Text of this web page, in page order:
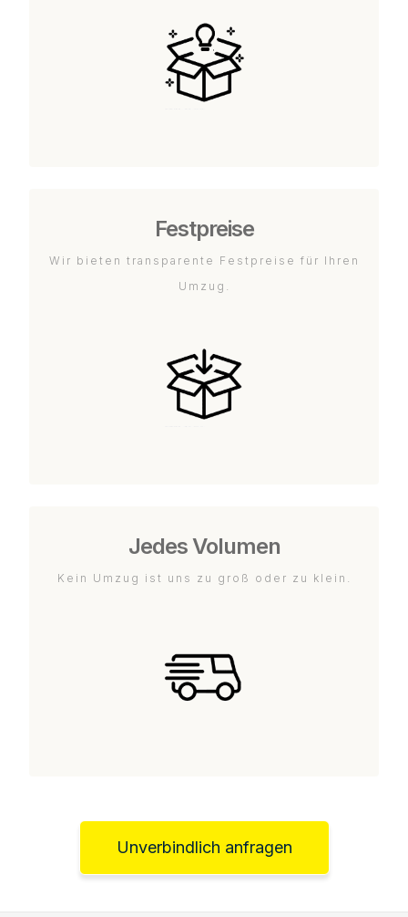
Festpreise
Wir bieten transparente Festpreise für Ihren
Umzug.
Jedes Volumen
Kein Umzug ist uns zu groß oder zu klein.
Unverbindlich anfragen